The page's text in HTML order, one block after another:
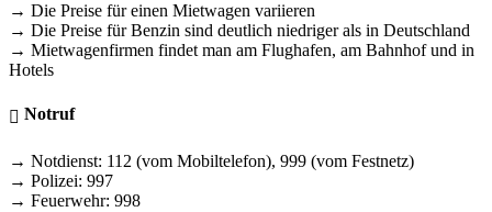
→ Die Preise für einen Mietwagen variieren
→ Die Preise für Benzin sind deutlich niedriger als in Deutschland
→ Mietwagenfirmen findet man am Flughafen, am Bahnhof und in
Hotels
Notruf
→ Notdienst: 112 (vom Mobiltelefon), 999 (vom Festnetz)
→ Polizei: 997
→ Feuerwehr: 998